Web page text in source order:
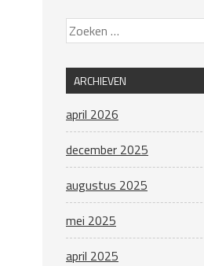
ARCHIEVEN
april 2026
december 2025
augustus 2025
mei 2025
april 2025